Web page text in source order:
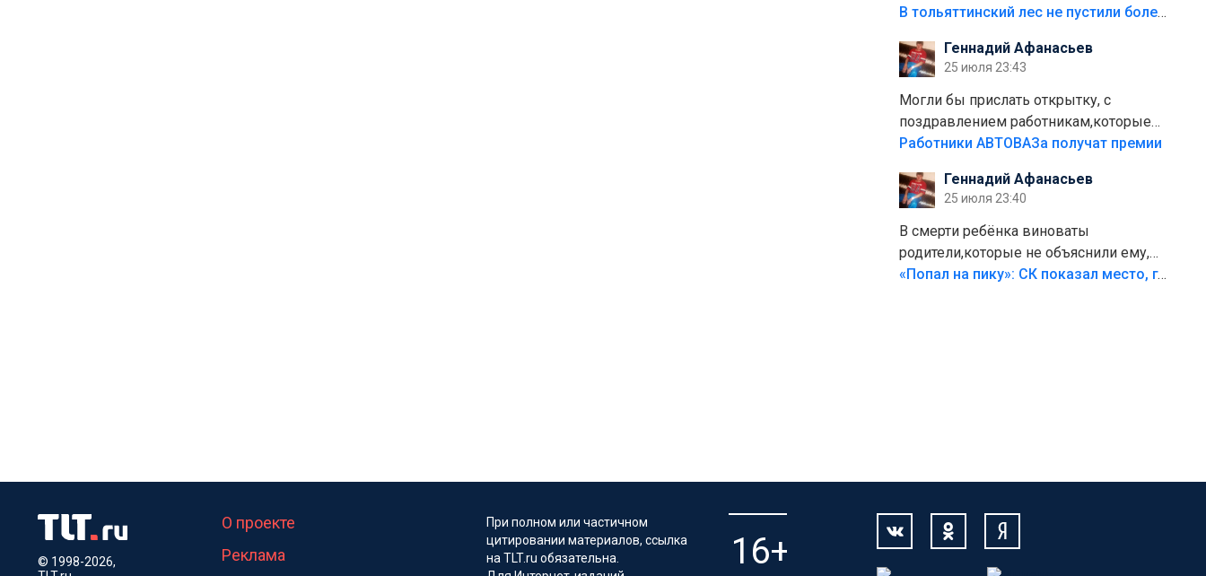
пожар.Тех кто разводит костры,тех
полно стоит,почему водители всё
равно едут в лес? Штрафы мизерные.
В тольяттинский лес не пустили более тысячи автомобилей
Геннадий Афанасьев
25 июля 23:43
Могли бы прислать открытку, с
поздравлением работникам,которые
больше сорока лет отработали на
Работники АВТОВАЗа получат премии
Геннадий Афанасьев
25 июля 23:40
В смерти ребёнка виноваты
родители,которые не объяснили ему,
что такое хорошо и что такое плохо!
«Попал на пику»: СК показал место, где был смертельно травмирован ребенок в Тольятти
© 1998-2026,
О проекте
Реклама
При полном или частичном
цитировании материалов, ссылка
на TLT.ru обязательна.